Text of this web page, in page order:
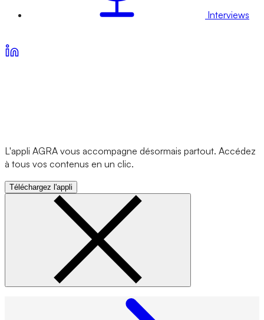
Interviews
L'appli AGRA vous accompagne désormais partout. Accédez
à tous vos contenus en un clic.
Téléchargez l'appli